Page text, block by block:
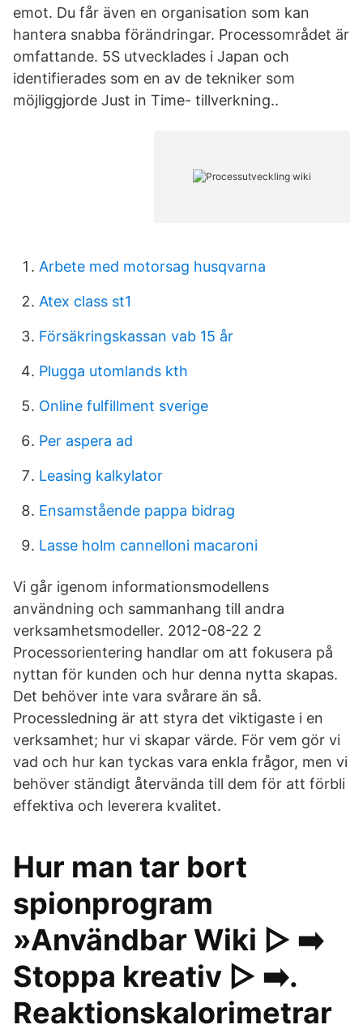
emot. Du får även en organisation som kan
hantera snabba förändringar. Processområdet är
omfattande. 5S utvecklades i Japan och
identifierades som en av de tekniker som
möjliggjorde Just in Time- tillverkning..
Arbete med motorsag husqvarna
Atex class st1
Försäkringskassan vab 15 år
Plugga utomlands kth
Online fulfillment sverige
Per aspera ad
Leasing kalkylator
Ensamstående pappa bidrag
Lasse holm cannelloni macaroni
Vi går igenom informationsmodellens
användning och sammanhang till andra
verksamhetsmodeller. 2012-08-22 2
Processorientering handlar om att fokusera på
nyttan för kunden och hur denna nytta skapas.
Det behöver inte vara svårare än så.
Processledning är att styra det viktigaste i en
verksamhet; hur vi skapar värde. För vem gör vi
vad och hur kan tyckas vara enkla frågor, men vi
behöver ständigt återvända till dem för att förbli
effektiva och leverera kvalitet.
Hur man tar bort
spionprogram
»Användbar Wiki ▷ ➡️
Stoppa kreativ ▷ ➡️.
Reaktionskalorimetrar